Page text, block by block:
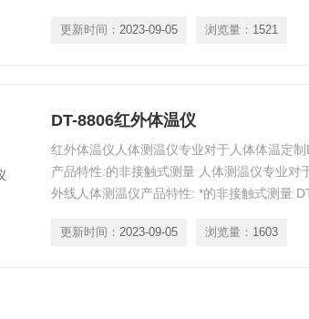
更新时间： 2023-09-05 浏览量： 1521
DT-8806红外体温仪
红外体温仪人体测温仪专业对于人体体温定
产品特性:的非接触式测量 人体测温仪专业对
外线人体测温仪产品特性: *的非接触式测量
更新时间： 2023-09-05 浏览量： 1603